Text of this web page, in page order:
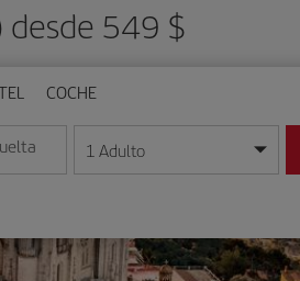
desde 549 $
COCHE
año
fecha en formato día/mes/año
1 Adulto